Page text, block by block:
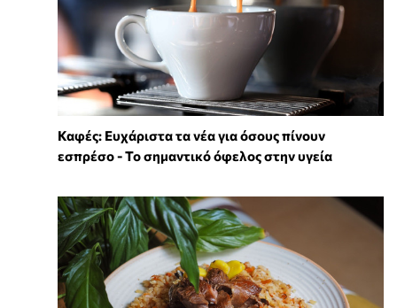
Καφές: Ευχάριστα τα νέα για όσους πίνουν
εσπρέσο - Το σημαντικό όφελος στην υγεία